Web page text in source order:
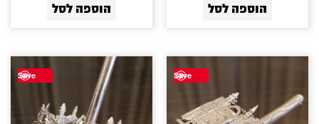
הוספה לסל הוספה לסל
Save
Save